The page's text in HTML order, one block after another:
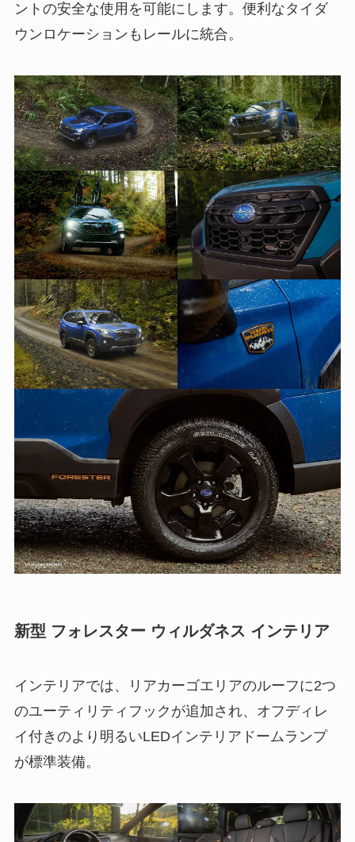
ントの安全な使用を可能にします。便利なタイダ
ウンロケーションもレールに統合。
新型 フォレスター ウィルダネス インテリア
インテリアでは、リアカーゴエリアのルーフに2つ
のユーティリティフックが追加され、オフディレ
イ付きのより明るいLEDインテリアドームランプ
が標準装備。